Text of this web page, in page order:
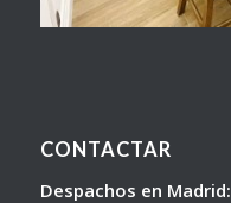
CONTACTAR
Despachos en Madrid: